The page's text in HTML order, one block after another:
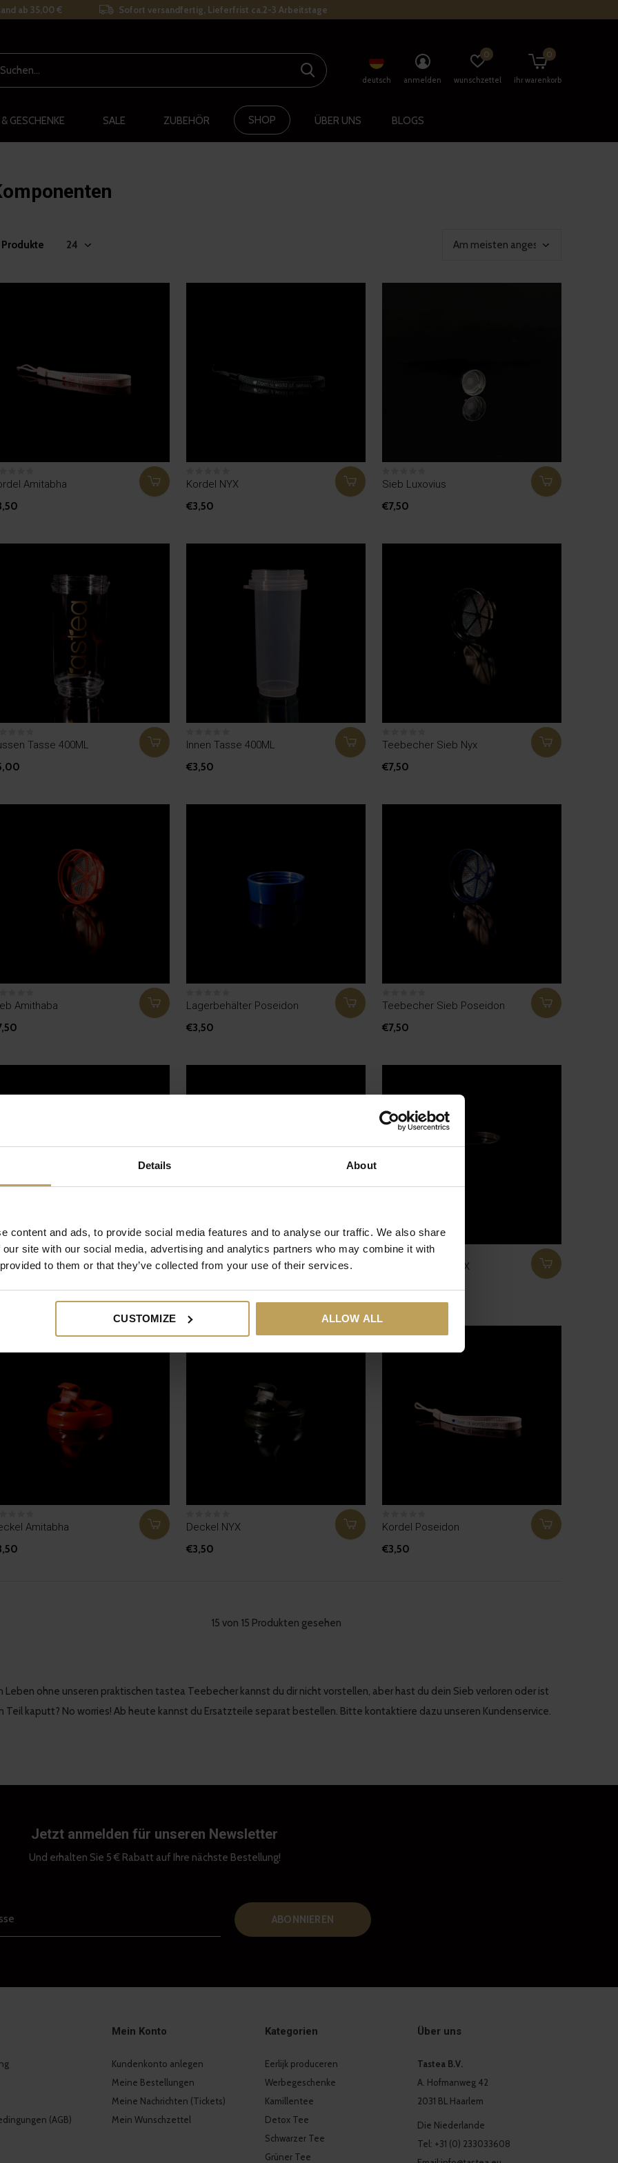
Details About
content and ads, to provide social media features and to analyse our traffic. We also share
site with our social media, advertising and analytics partners who may combine it with
to them or that they’ve collected from your use of their services.
CUSTOMIZE ALLOW ALL
GESCHENKE SALE ZUBEHÖR SHOP ÜBER UNS BLOGS
deutsch anmelden wunschzettel
0
ihr warenkorb
0
ab 35,00 € Sofort versandfertig, Lieferfrist ca.2-3 Arbeitstage
Produkte
Amitabha
Kordel NYX
€3,50
Sieb Luxovius
€7,50
Tasse 400ML
Innen Tasse 400ML
€3,50
Teebecher Sieb Nyx
€7,50
Amithaba
Lagerbehälter Poseidon
€3,50
Teebecher Sieb Poseidon
€7,50
Poseidon
Lagerbehälter Amitabha
€3,50
Lagerbehälter NYX
€3,50
Amitabha
Deckel NYX
€3,50
Kordel Poseidon
€3,50
15 von 15 Produkten gesehen
Leben ohne unseren praktischen tastea Teebecher kannst du dir nicht vorstellen, aber hast du dein Sieb verloren oder ist
Teil kaputt? No worries! Ab heute kannst du Ersatzteile separat bestellen. Bitte kontaktiere dazu unseren Kundenservice.
Jetzt anmelden für unseren Newsletter
Und erhalten Sie 5 € Rabatt auf Ihre nächste Bestellung!
ABONNIEREN
(AGB)
Mein Konto
Kundenkonto anlegen
Meine Bestellungen
Meine Nachrichten (Tickets)
Mein Wunschzettel
Kategorien
Eerlijk produceren
Werbegeschenke
Kamillentee
Detox Tee
Schwarzer Tee
Grüner Tee
Über uns
Tastea B.V.
A. Hofmanweg 42
2031 BL Haarlem
Die Niederlande
Tel: +31 (0) 233033608